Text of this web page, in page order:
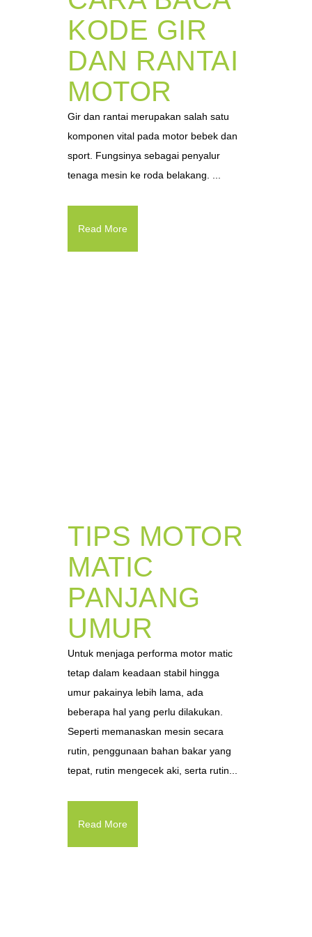
KODE GIR
DAN RANTAI
MOTOR
Gir dan rantai merupakan salah satu
komponen vital pada motor bebek dan
sport. Fungsinya sebagai penyalur
tenaga mesin ke roda belakang. ...
Read More
TIPS MOTOR
MATIC
PANJANG
UMUR
Untuk menjaga performa motor matic
tetap dalam keadaan stabil hingga
umur pakainya lebih lama, ada
beberapa hal yang perlu dilakukan.
Seperti memanaskan mesin secara
rutin, penggunaan bahan bakar yang
tepat, rutin mengecek aki, serta rutin...
Read More